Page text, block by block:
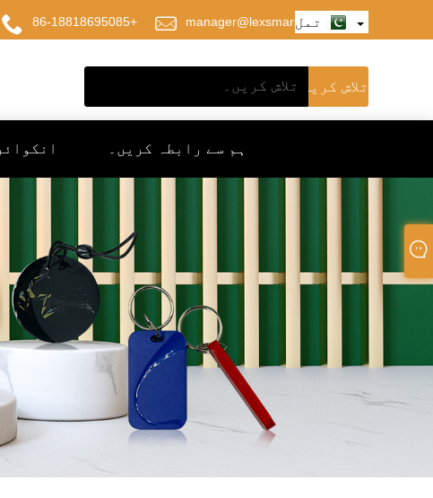
+86-18818695085 manager@lexsmartcard.com
تمل
ہم سے رابطہ کریں۔